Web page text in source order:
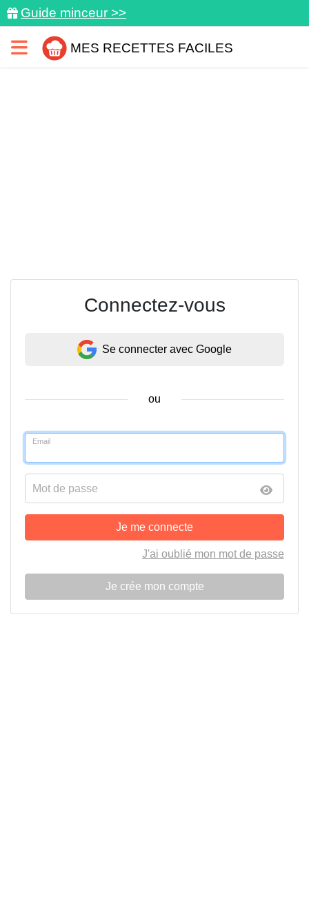
Guide minceur >>
MES RECETTES FACILES
Connectez-vous
Se connecter avec Google
ou
Email
Mot de passe
Je me connecte
J'ai oublié mon mot de passe
Je crée mon compte